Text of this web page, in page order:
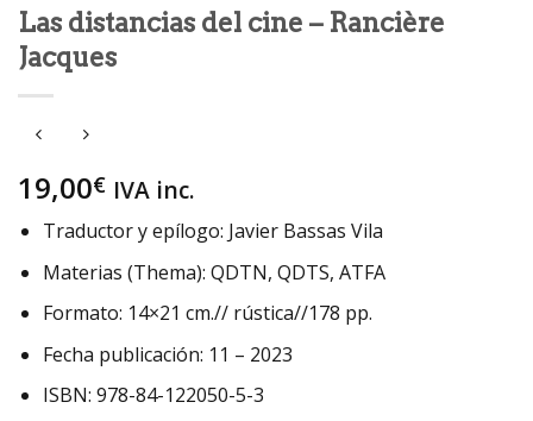
Las distancias del cine – Rancière
Jacques
19,00€ IVA inc.
Traductor y epílogo: Javier Bassas Vila
Materias (Thema): QDTN, QDTS, ATFA
Formato: 14×21 cm.// rústica//178 pp.
Fecha publicación: 11 – 2023
ISBN: 978-84-122050-5-3